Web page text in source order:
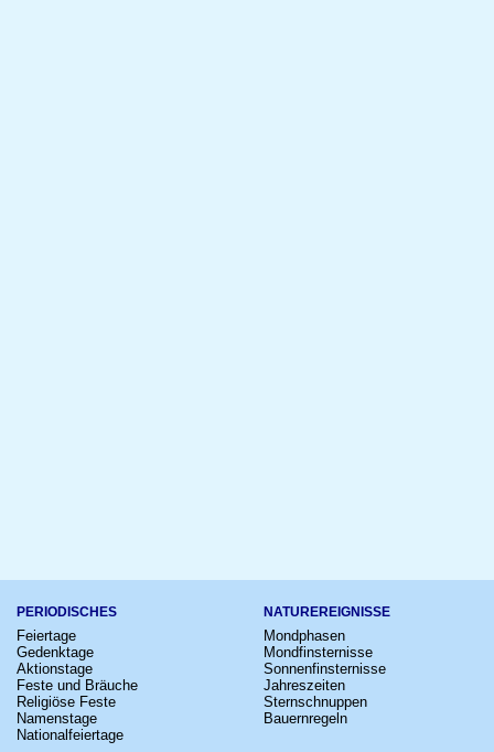
PERIODISCHES
Feiertage
Gedenktage
Aktionstage
Feste und Bräuche
Religiöse Feste
Namenstage
Nationalfeiertage
NATUREREIGNISSE
Mondphasen
Mondfinsternisse
Sonnenfinsternisse
Jahreszeiten
Sternschnuppen
Bauernregeln